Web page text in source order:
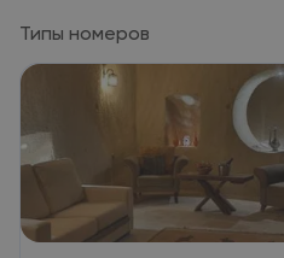
аэропорта или доставкой еды
подключиться к бесплатному Wi-Fi. Гостям Mahzen
Hotel предоставляется
располагается на расстоянии
соответственно от таких
Подземный город Ёзконак и
Аэропорт Невшехир-
Типы номеров